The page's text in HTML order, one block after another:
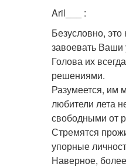
Aril___ :
Безусловно,
завоевать Ваши
Голова их
решениями.
Разумеется, им
любители лета
свободными от
Стремятся
упорные
Наверное,